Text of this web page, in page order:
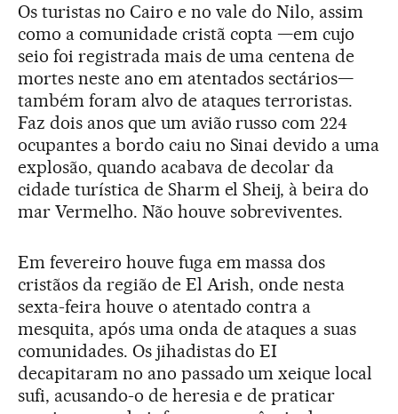
Os turistas no Cairo e no vale do Nilo, assim
como a comunidade cristã copta —em cujo
seio foi registrada mais de uma centena de
mortes neste ano em atentados sectários—
também foram alvo de ataques terroristas.
Faz dois anos que um avião russo com 224
ocupantes a bordo caiu no Sinai devido a uma
explosão, quando acabava de decolar da
cidade turística de Sharm el Sheij, à beira do
mar Vermelho. Não houve sobreviventes.
Em fevereiro houve fuga em massa dos
cristãos da região de El Arish, onde nesta
sexta-feira houve o atentado contra a
mesquita, após uma onda de ataques a suas
comunidades. Os jihadistas do EI
decapitaram no ano passado um xeique local
sufi, acusando-o de heresia e de praticar